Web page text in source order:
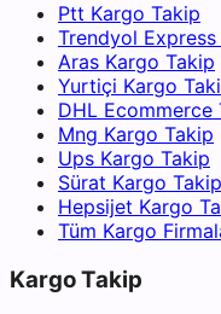
Ptt Kargo Takip
Trendyol Express
Aras Kargo Takip
Yurtiçi Kargo
DHL Ecommerce
Mng Kargo Takip
Ups Kargo Takip
Sürat Kargo Takip
Hepsijet Kargo
Tüm Kargo
Kargo Takip